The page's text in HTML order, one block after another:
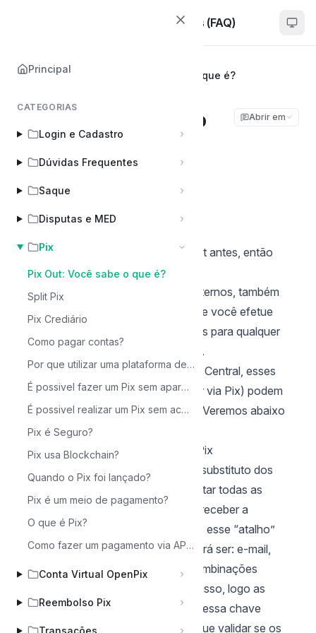
Woovi | Dúvidas Frequentes (FAQ)
Principal
CATEGORIAS
Login e Cadastro
Dúvidas Frequentes
Saque
Disputas e MED
Pix
Pix Out: Você sabe o que é?
Split Pix
Pix Crediário
Como pagar contas?
Por que utilizar uma plataforma de gestão de pagamentos Pix?
É possivel fazer um Pix sem aparelho de celular?
É possivel realizar um Pix sem acesso à Internet?
Pix é Seguro?
Pix usa Blockchain?
Quando o Pix foi lançado?
Pix é um meio de pagamento?
O que é Pix?
Como fazer um pagamento via API para uma chave pix externa (Pix out)?
Conta Virtual OpenPix
Reembolso Pix
Transações
Principal Pix Out: Você sabe o que é?
Pix Out: Você sabe o
que é?
Abrir em
Sibelius Seraphini
Se você nunca ouviu falar de Pix Out antes, então
chegou a hora de conhecer!
A funcionalidade de pagamentos externos, também
conhecida como Pix Out, permite que você efetue
pagamentos ou realize transferências para qualquer
instituição financeira utilizando o Pix.
Segundo regulamentação do Banco Central, esses
procedimentos (pagar e/ou transferir via Pix) podem
ser realizados de algumas maneiras. Veremos abaixo
algumas delas:
Transferência Pix utilizando Chave Pix
As chaves Pix funcionam como um substituto dos
dados bancários. Ao invés de se digitar todas as
informações bancárias de quem vai receber a
transferência, você irá digitar apenas esse “atalho”
para a conta do recebedor que poderá ser: e-mail,
número do celular; CNPJ, CPF ou combinações
numéricas aleatórias. Uma vez feito isso, logo as
informações bancárias vinculadas a essa chave
aparecerão na tela e você já consegue validar se os